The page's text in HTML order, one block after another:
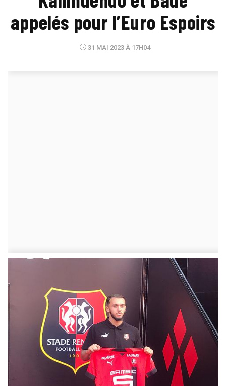
appelés pour l’Euro Espoirs
31 MAI 2023 À 17H04